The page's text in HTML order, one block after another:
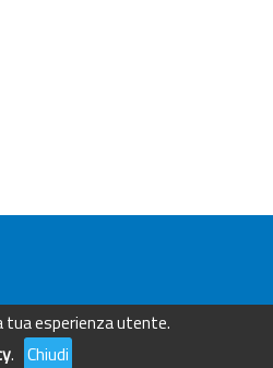
tua esperienza utente.
. Chiudi